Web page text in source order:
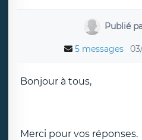
Publié
5 messages
Bonjour à tous,
Merci pour vos réponses.